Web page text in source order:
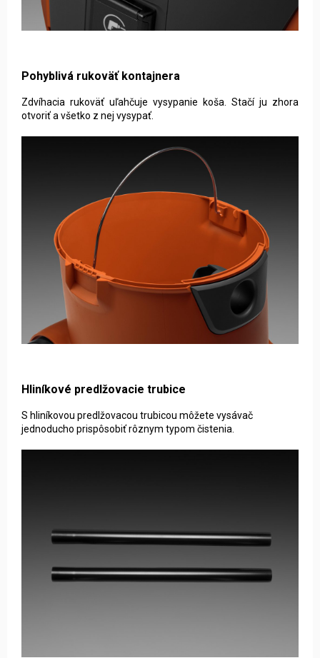
Pohyblivá rukoväť kontajnera
Zdvíhacia rukoväť uľahčuje vysypanie koša. Stačí ju zhora
otvoriť a všetko z nej vysypať.
Hliníkové predlžovacie trubice
S hliníkovou predlžovacou trubicou môžete vysávač
jednoducho prispôsobiť rôznym typom čistenia.